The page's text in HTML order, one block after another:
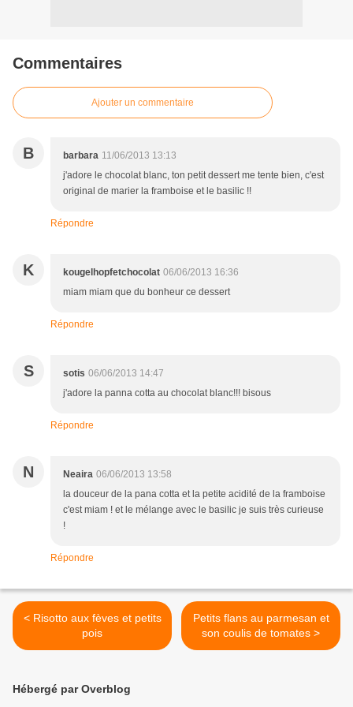
Commentaires
Ajouter un commentaire
B barbara 11/06/2013 13:13
j'adore le chocolat blanc, ton petit dessert me tente bien, c'est
original de marier la framboise et le basilic !!
Répondre
K kougelhopfetchocolat 06/06/2013 16:36
miam miam que du bonheur ce dessert
Répondre
S sotis 06/06/2013 14:47
j'adore la panna cotta au chocolat blanc!!! bisous
Répondre
N Neaira 06/06/2013 13:58
la douceur de la pana cotta et la petite acidité de la framboise
c'est miam ! et le mélange avec le basilic je suis très curieuse
!
Répondre
< Risotto aux fèves et petits
pois
Petits flans au parmesan et
son coulis de tomates >
Hébergé par Overblog